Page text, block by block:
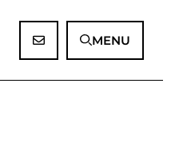
MENU